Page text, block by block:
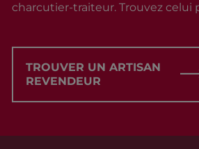
charcutier-traiteur. Trouvez celui
TROUVER UN ARTISAN
REVENDEUR